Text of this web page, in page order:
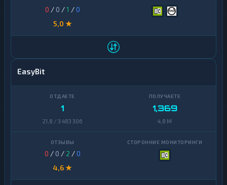
0 / 0 /1 /0
5,0 ★
EasyBit
1
21,8 / 3 483 306
1,369
4,8 M
0 / 0 / 2 /0
4,6 ★